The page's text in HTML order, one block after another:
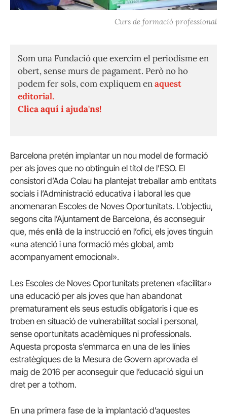
Curs de formació professional
Som una Fundació que exercim el periodisme en
obert, sense murs de pagament. Però no ho
podem fer sols, com expliquem enaquest
editorial.
Clica aquí i ajuda'ns!
Barcelona pretén implantar un nou model de formació
per als joves que no obtinguin el títol de l’ESO. El
consistori d’Ada Colau ha plantejat treballar amb entitats
socials i l’Administració educativa i laboral les que
anomenaran Escoles de Noves Oportunitats. L’objectiu,
segons cita l’Ajuntament de Barcelona, és aconseguir
que, més enllà de la instrucció en l’ofici, els joves tinguin
«una atenció i una formació més global, amb
acompanyament emocional».
Les Escoles de Noves Oportunitats pretenen «facilitar»
una educació per als joves que han abandonat
prematurament els seus estudis obligatoris i que es
troben en situació de vulnerabilitat social i personal,
sense oportunitats acadèmiques ni professionals.
Aquesta proposta s’emmarca en una de les línies
estratègiques de la Mesura de Govern aprovada el
maig de 2016 per aconseguir que l’educació sigui un
dret per a tothom.
En una primera fase de la implantació d’aquestes